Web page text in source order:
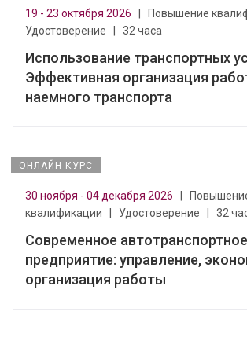
19 - 23 октября 2026 Повышение
Удостоверение
32 часа
Использование транспортных
Эффективная организация
наемного транспорта
ОНЛАЙН КУРС
30 ноября - 04 декабря 2026
квалификации
Удостоверение 32
Современное автотранспортное
предприятие: управление,
организация работы